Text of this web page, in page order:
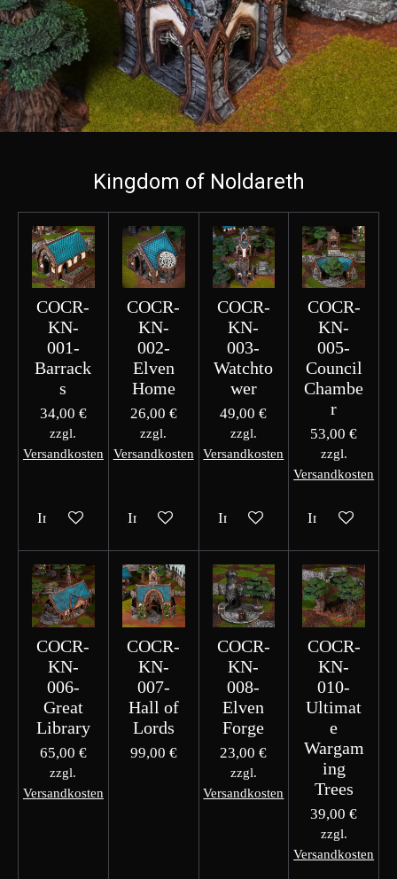
Kingdom of Noldareth
COCR-
KN-
001-
Barrack
s
34,00 €
zzgl.
Versandkosten
In den Warenkorb
COCR-
KN-
002-
Elven
Home
26,00 €
zzgl.
Versandkosten
In den Warenkorb
COCR-
KN-
003-
Watchto
wer
49,00 €
zzgl.
Versandkosten
In den Warenkorb
COCR-
KN-
005-
Council
Chambe
r
53,00 €
zzgl.
Versandkosten
In den
COCR-
KN-
006-
Great
Library
65,00 €
zzgl.
Versandkosten
COCR-
KN-
007-
Hall of
Lords
99,00 €
COCR-
KN-
008-
Elven
Forge
23,00 €
zzgl.
Versandkosten
COCR-
KN-
010-
Ultimat
e
Wargam
ing
Trees
39,00 €
zzgl.
Versandkosten